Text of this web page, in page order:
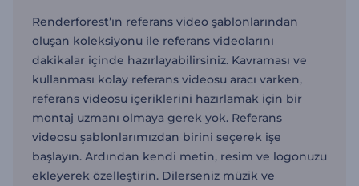
Renderforest’ın referans video şablonlarından
oluşan koleksiyonu ile referans videolarını
dakikalar içinde hazırlayabilirsiniz. Kavraması ve
kullanması kolay referans videosu aracı varken,
referans videosu içeriklerini hazırlamak için bir
montaj uzmanı olmaya gerek yok. Referans
videosu şablonlarımızdan birini seçerek işe
başlayın. Ardından kendi metin, resim ve logonuzu
ekleyerek özelleştirin. Dilerseniz müzik ve